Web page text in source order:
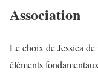
Association
Le choix de Jessica
éléments